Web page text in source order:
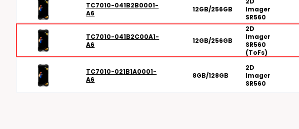
TC7010-041B2B0001-
A6
12GB/256GB
Imager
SR560
TC7010-041B2C00A1-
A6
12GB/256GB
2D
Imager
SR560
(ToFs)
TC7010-021B1A0001-
A6
8GB/128GB
2D
Imager
SR560